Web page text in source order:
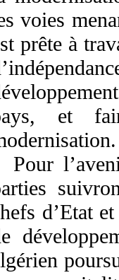
voies
prête à
et
Pour
d’Etat